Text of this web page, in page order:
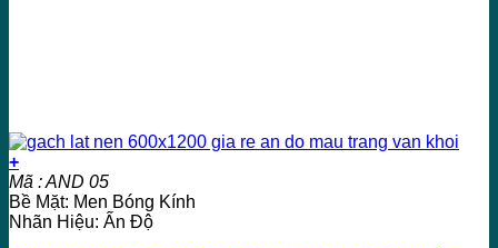
+
Mã : AND 05
Bề Mặt: Men Bóng Kính
Nhãn Hiệu: Ấn Độ